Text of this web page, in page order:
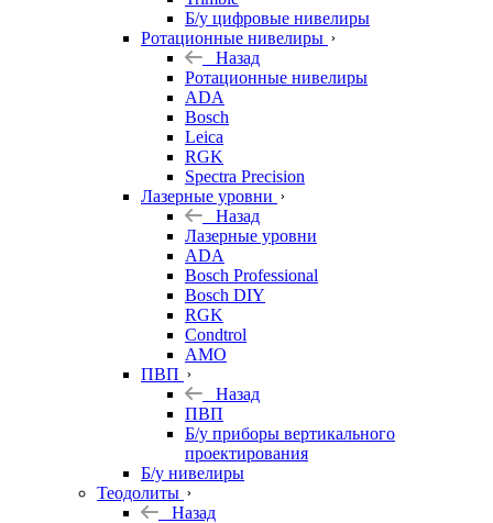
Б/у цифровые нивелиры
Ротационные нивелиры
Назад
Ротационные нивелиры
ADA
Bosch
Leica
RGK
Spectra Precision
Лазерные уровни
Назад
Лазерные уровни
ADA
Bosch Professional
Bosch DIY
RGK
Condtrol
AMO
ПВП
Назад
ПВП
Б/у приборы вертикального
проектирования
Б/у нивелиры
Теодолиты
Назад